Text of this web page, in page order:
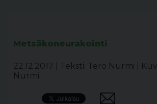
Metsäkoneurakointi
22.12.2017 Teksti: Tero Nurmi
Nurmi